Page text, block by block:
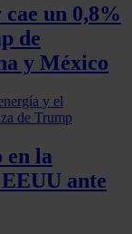
un 0,8%
de
y México
en la
ante